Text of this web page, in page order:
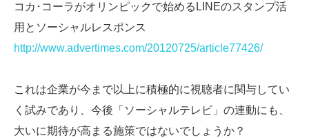
コカ･コーラがオリンピックで始めるLINEのスタンプ活
用とソーシャルレスポンス
http://www.advertimes.com/20120725/article77426/
これは企業が今まで以上に積極的に視聴者に関与してい
く試みであり、今後「ソーシャルテレビ」の連動にも、
大いに期待が高まる施策ではないでしょうか？